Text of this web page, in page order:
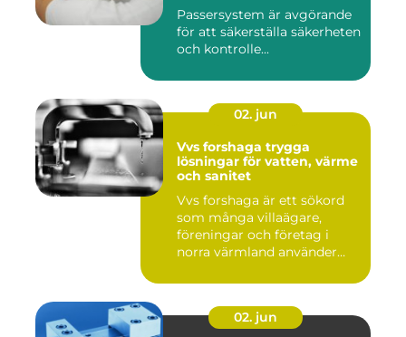
Passersystem är avgörande
för att säkerställa säkerheten
och kontrolle...
02. jun
Vvs forshaga trygga
lösningar för vatten, värme
och sanitet
Vvs forshaga är ett sökord
som många villaägare,
föreningar och företag i
norra värmland använder
02. jun